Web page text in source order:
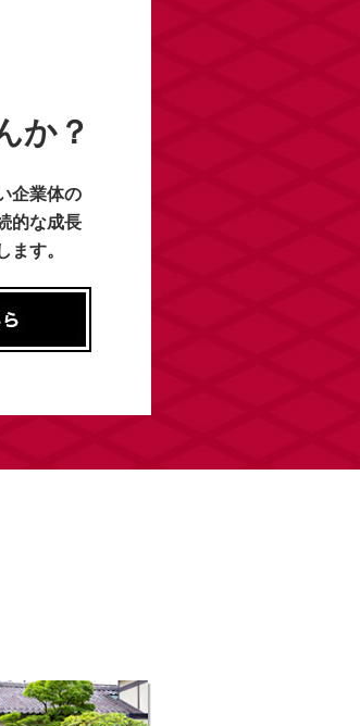
か？
企業体の
的な成長
ます。